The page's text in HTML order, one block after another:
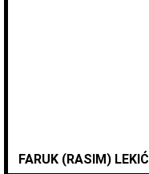
FARUK (RASIM) LEKIĆ